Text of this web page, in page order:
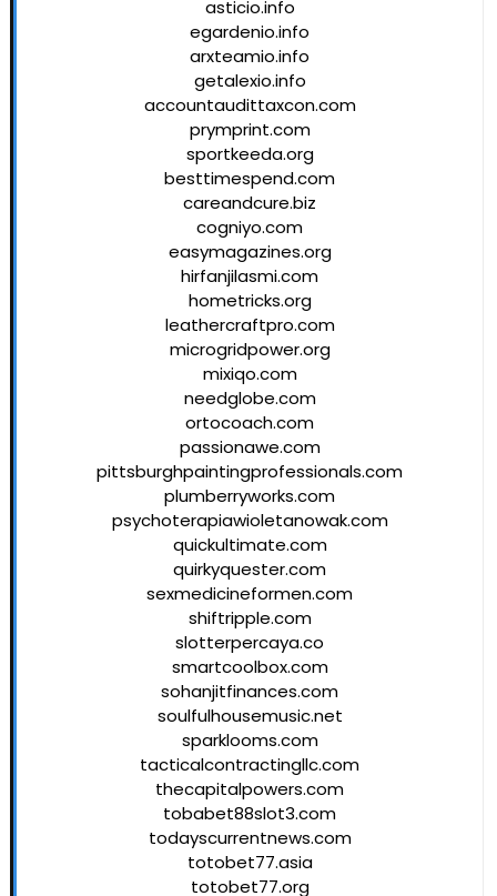
asticio.info
egardenio.info
arxteamio.info
getalexio.info
accountaudittaxcon.com
prymprint.com
sportkeeda.org
besttimespend.com
careandcure.biz
cogniyo.com
easymagazines.org
hirfanjilasmi.com
hometricks.org
leathercraftpro.com
microgridpower.org
mixiqo.com
needglobe.com
ortocoach.com
passionawe.com
pittsburghpaintingprofessionals.com
plumberryworks.com
psychoterapiawioletanowak.com
quickultimate.com
quirkyquester.com
sexmedicineformen.com
shiftripple.com
slotterpercaya.co
smartcoolbox.com
sohanjitfinances.com
soulfulhousemusic.net
sparklooms.com
tacticalcontractingllc.com
thecapitalpowers.com
tobabet88slot3.com
todayscurrentnews.com
totobet77.asia
totobet77.org